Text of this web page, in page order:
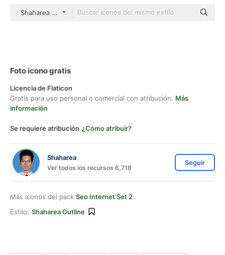
Shaharea outline
Foto icono gratis
Licencia de Flaticon
Gratis para uso personal o comercial con atribución. Más
información
Se requiere atribución ¿Cómo atribuir?
Shaharea
Ver todos los recursos 6,718
Seguir
Más iconos del pack Seo Internet Set 2
Estilo: Shaharea Outline